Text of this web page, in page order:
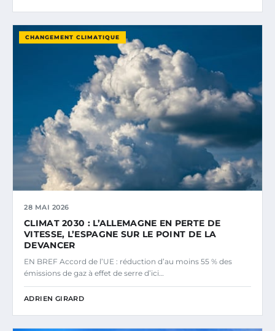
CHANGEMENT CLIMATIQUE
28 MAI 2026
CLIMAT 2030 : L’ALLEMAGNE EN PERTE DE
VITESSE, L’ESPAGNE SUR LE POINT DE LA
DEVANCER
EN BREF Accord de l’UE : réduction d’au moins 55 % des
émissions de gaz à effet de serre d’ici…
ADRIEN GIRARD